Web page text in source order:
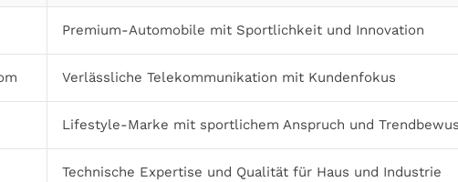
Premium-Automobile mit Sportlichkeit und Innovation
Verlässliche Telekommunikation mit Kundenfokus
Lifestyle-Marke mit sportlichem Anspruch und
Technische Expertise und Qualität für Haus und Industrie